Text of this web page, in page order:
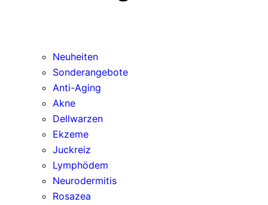
Neuheiten
Sonderangebote
Anti-Aging
Akne
Dellwarzen
Ekzeme
Juckreiz
Lymphödem
Neurodermitis
Rosazea